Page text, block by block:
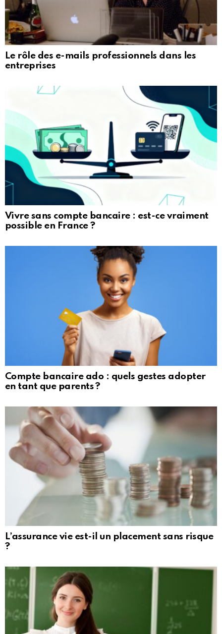
Le rôle des e-mails professionnels dans les
entreprises
Vivre sans compte bancaire : est-ce vraiment
possible en France ?
Compte bancaire ado : quels gestes adopter
en tant que parents ?
L’assurance vie est-il un placement sans risque
?